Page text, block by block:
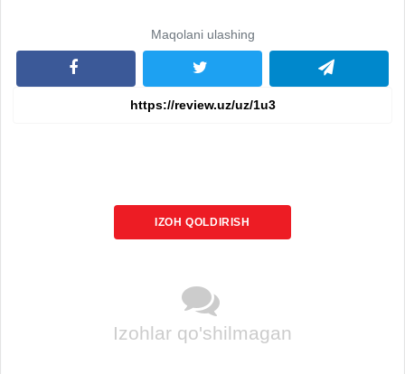
Maqolani ulashing
IZOH QOLDIRISH
Izohlar qo'shilmagan